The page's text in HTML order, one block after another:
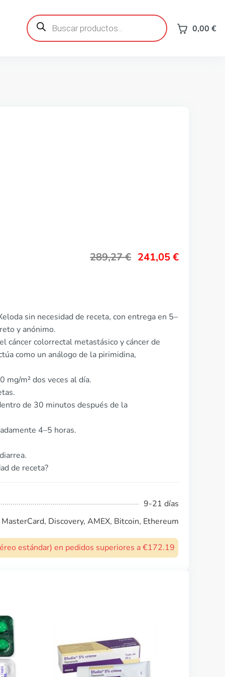
Búsqueda
de
productos 0,00 €
289,27€ 241,05€
sin necesidad de receta, con entrega en 5–
y anónimo.
cáncer colorrectal metastásico y cáncer de
como un análogo de la pirimidina,
mg/m² dos veces al día.
de 30 minutos después de la
4–5 horas.
de receta?
9-21 días
Discovery, AMEX, Bitcoin, Ethereum
estándar) en pedidos superiores a €172.19